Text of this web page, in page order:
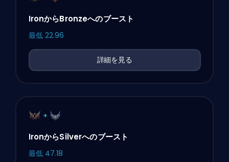
IronからBronzeへのブースト
最低 22.96
詳細を見る
IronからSilverへのブースト
最低 47.18